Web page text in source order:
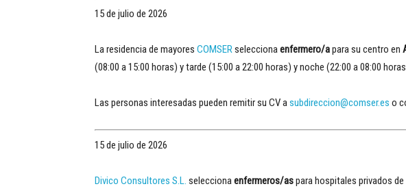
15 de julio de 2026
La residencia de mayores COMSERseleccionaenfermero/apara su centro en
(08:00 a 15:00 horas) y tarde (15:00 a 22:00 horas) y noche (22:00 a 08:00
Las personas interesadas pueden remitir su CV asubdireccion@comser.es o
15 de julio de 2026
Divico Consultores S.L. selecciona enfermeros/aspara hospitales privados de